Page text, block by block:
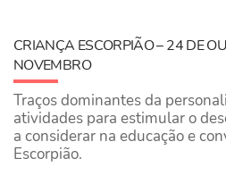
CRIANÇA ESCORPIÃO – 24 DE
NOVEMBRO
Traços dominantes da
atividades para estimular o
a considerar na educação e
Escorpião.